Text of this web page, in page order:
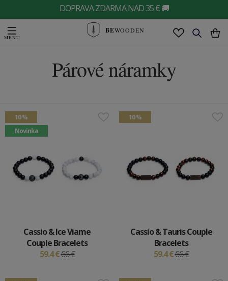
DOPRAVA ZDARMA NAD 35 € 🚚
BEWOODEN
Párové náramky
10 %
Novinka
Cassio & Ice Viame
Couple Bracelets
59.4 €66 €
10 %
Cassio & Tauris Couple
Bracelets
59.4 €66 €